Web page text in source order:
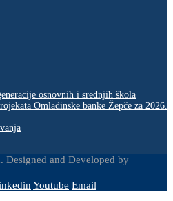
osnovnih i srednjih škola
Omladinske banke Žepče za 2026.
Designed and Developed by
Youtube Email